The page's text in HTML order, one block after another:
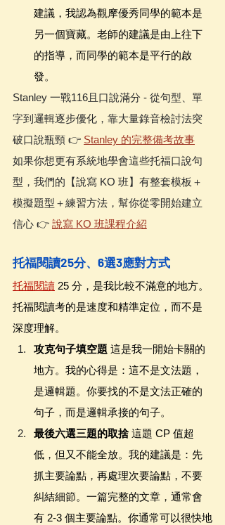
建議，我認為觀摩優秀同學的範本是
另一個寶藏。老師的建議是由上往下
的指導，而同學的範本是平行的啟
發。
Stanley 一戰116且口說滿分 - 從句型、單
字到邏輯逐步優化，靠大量錄音檢討法突
破口說瓶頸 👉 Stanley 的完整備考故事
如果你想更有系統地學會這些托福口說句
型，我們的【說寫 KO 班】有整套模板＋
模擬題型＋練習方法，幫你從零開始建立
信心 👉 說寫 KO 班課程介紹
托福閱讀25分、6選3應對方式
托福閱讀 25 分，是我比較不滿意的地方。
托福閱讀考的是速度和精準定位，而不是
深度理解。
攻克句子填空題 這是我一開始卡關的
地方。我的心得是：這不是文法題，
是邏輯題。你要找的不是文法正確的
句子，而是邏輯承接的句子。
最後六選三題的取捨 這題 CP 值超
低，但又不能全放。我的建議是：先
抓主要論點，再處理次要論點，不要
糾結細節。一篇完整的文章，通常會
有 2-3 個主要論點。你通常可以很快地